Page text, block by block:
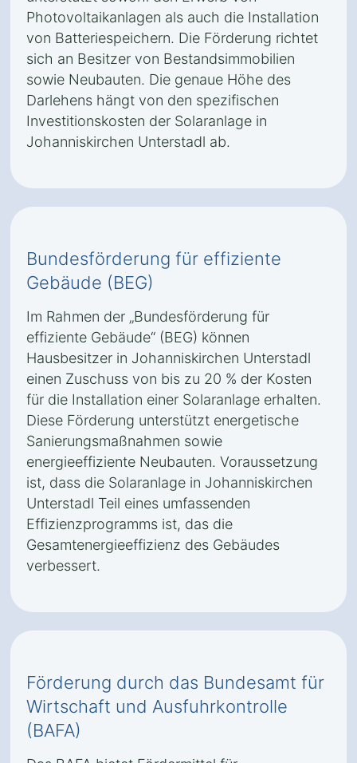
Photovoltaikanlagen als auch die Installation
von Batteriespeichern. Die Förderung richtet
sich an Besitzer von Bestandsimmobilien
sowie Neubauten. Die genaue Höhe des
Darlehens hängt von den spezifischen
Investitionskosten der Solaranlage in
Johanniskirchen Unterstadl ab.
Bundesförderung für effiziente
Gebäude (BEG)
Im Rahmen der „Bundesförderung für
effiziente Gebäude“ (BEG) können
Hausbesitzer in Johanniskirchen Unterstadl
einen Zuschuss von bis zu 20 % der Kosten
für die Installation einer Solaranlage erhalten.
Diese Förderung unterstützt energetische
Sanierungsmaßnahmen sowie
energieeffiziente Neubauten. Voraussetzung
ist, dass die Solaranlage in Johanniskirchen
Unterstadl Teil eines umfassenden
Effizienzprogramms ist, das die
Gesamtenergieeffizienz des Gebäudes
verbessert.
Förderung durch das Bundesamt für
Wirtschaft und Ausfuhrkontrolle
(BAFA)